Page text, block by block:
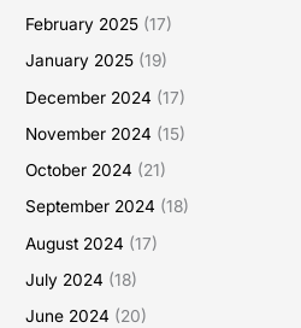
February 2025 (17)
January 2025 (19)
December 2024 (17)
November 2024 (15)
October 2024 (21)
September 2024 (18)
August 2024 (17)
July 2024 (18)
June 2024 (20)